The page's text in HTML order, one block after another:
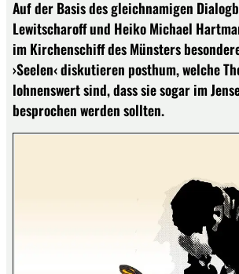
Auf der Basis des gleichnamigen
Lewitscharoff und Heiko Michael
im Kirchenschiff des Münsters
›Seelen‹ diskutieren posthum, welche
lohnenswert sind, dass sie sogar im
besprochen werden sollten.